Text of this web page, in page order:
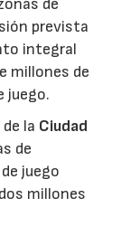
de
prevista
integral
millones de
juego.
la Ciudad
de
juego
millones